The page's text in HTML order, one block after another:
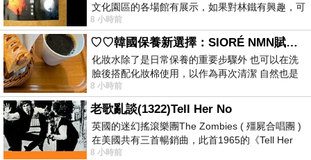
文化園區的各場館有展示，如果對林鐵有興趣，可
以到林鐵館。 這裡展示從山下
8 小時前
♡♡韓國保養新選擇：SIORÉ NMN賦活泡泡化妝水♡♡
化妝水除了是日常保養的重要步驟外 也可以在洗
臉後搭配化妝棉使用，以作為再次清潔 自然也是
我的保養必備品項 不過，我對於化妝
8 小時前
老歌亂談(1322)Tell Her No
英國的迷幻搖滾樂團The Zombies ( 殭屍合唱團 )
在美國共有三首暢銷曲，此首1965的《Tell Her
No》即為其中之一，在告示牌百大單曲
8 小時前